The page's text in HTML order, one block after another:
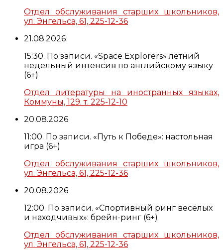
Отдел обслуживания старших школьников,
ул. Энгельса, 61, 225-12-36
21.08.2026
15:30. По записи. «Space Explorers» летний
недельный интенсив по английскому языку
(6+)
Отдел литературы на иностранных языках,
Коммуны, 129. т. 225-12-10
20.08.2026
11:00. По записи. «Путь к Победе»: настольная
игра (6+)
Отдел обслуживания старших школьников,
ул. Энгельса, 61, 225-12-36
20.08.2026
12:00. По записи. «Спортивный ринг весёлых
и находчивых»: брейн-ринг (6+)
Отдел обслуживания старших школьников,
ул. Энгельса, 61, 225-12-36